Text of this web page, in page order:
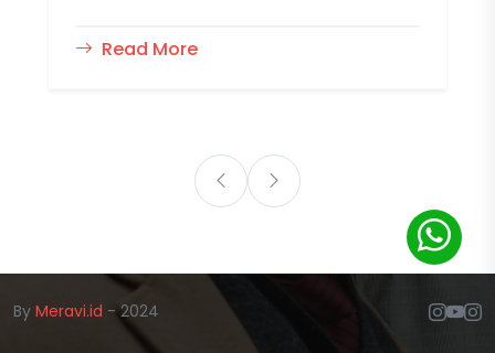
Read More
By Meravi.id - 2024